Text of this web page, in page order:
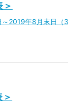
～2019年8月末日（3